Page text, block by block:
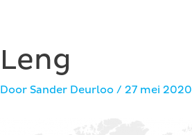
Leng
Door Sander Deurloo/27 mei 2020